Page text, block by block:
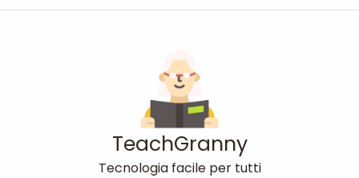
TeachGranny
Tecnologia facile per tutti